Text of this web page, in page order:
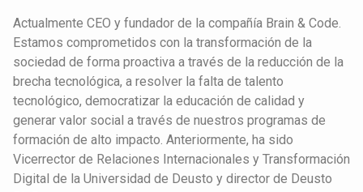
Actualmente CEO y fundador de la compañía Brain & Code.
Estamos comprometidos con la transformación de la
sociedad de forma proactiva a través de la reducción de la
brecha tecnológica, a resolver la falta de talento
tecnológico, democratizar la educación de calidad y
generar valor social a través de nuestros programas de
formación de alto impacto. Anteriormente, ha sido
Vicerrector de Relaciones Internacionales y Transformación
Digital de la Universidad de Deusto y director de Deusto